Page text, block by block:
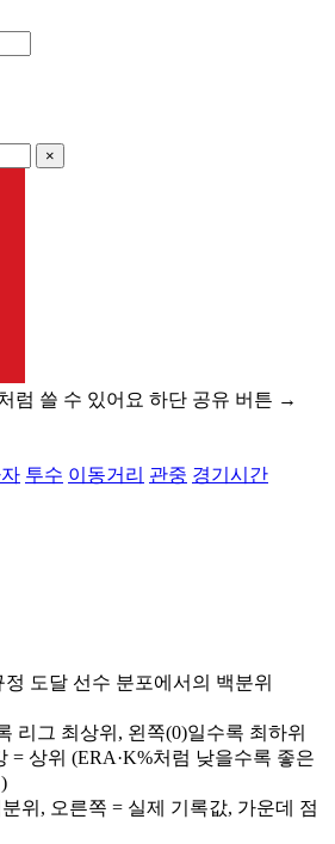
×
럼 쓸 수 있어요 하단 공유 버튼 →
투수 이동거리 관중 경기시간
도달 선수 분포에서의 백분위
리그 최상위, 왼쪽(0)일수록 최하위
= 상위 (ERA·K%처럼 낮을수록 좋은
위, 오른쪽 = 실제 기록값, 가운데 점